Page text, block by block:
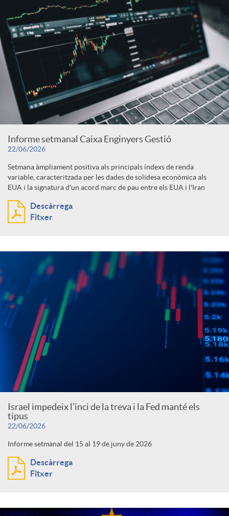
Informe setmanal Caixa Enginyers Gestió
22/06/2026
Setmana àmpliament positiva als principals índexs de renda
variable, caracteritzada per les dades de solidesa econòmica als
EUA i la signatura d'un acord marc de pau entre els EUA i l'Iran
Descàrrega
Fitxer
Israel impedeix l’inci de la treva i la Fed manté els
tipus
22/06/2026
Informe setmanal del 15 al 19 de juny de 2026
Descàrrega
Fitxer